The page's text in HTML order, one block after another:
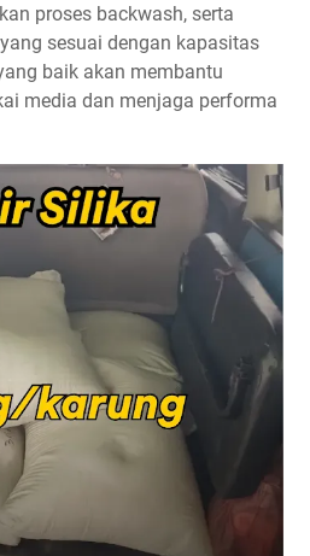
proses backwash, serta
sesuai dengan kapasitas
baik akan membantu
media dan menjaga performa